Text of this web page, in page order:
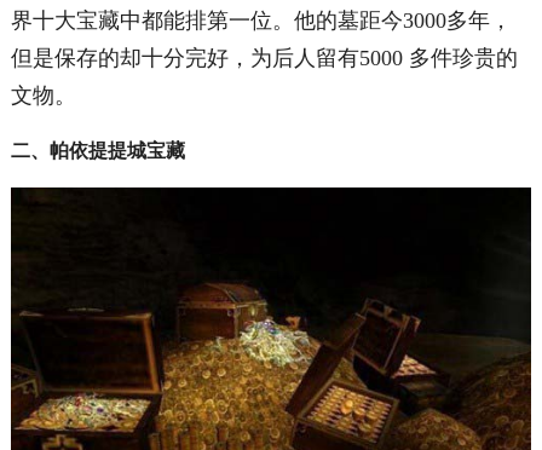
界十大宝藏中都能排第一位。他的墓距今3000多年，
但是保存的却十分完好，为后人留有5000 多件珍贵的
文物。
二、帕依提提城宝藏